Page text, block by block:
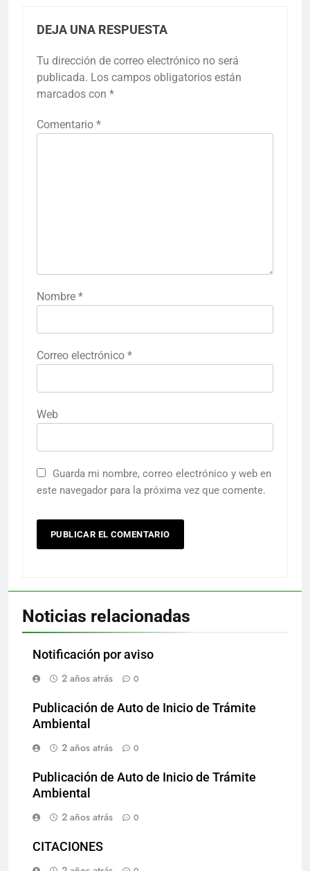
DEJA UNA RESPUESTA
Tu dirección de correo electrónico no será
publicada. Los campos obligatorios están
marcados con *
Comentario *
Nombre *
Correo electrónico *
Web
Guarda mi nombre, correo electrónico y web en
este navegador para la próxima vez que comente.
Noticias relacionadas
Notificación por aviso
2 años atrás
0
Publicación de Auto de Inicio de Trámite
Ambiental
2 años atrás
0
Publicación de Auto de Inicio de Trámite
Ambiental
2 años atrás
0
CITACIONES